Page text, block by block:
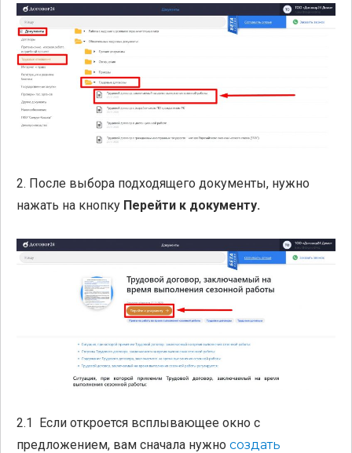
2. После выбора подходящего документы, нужно
нажать на кнопку Перейти к документу.
2.1 Если откроется всплывающее окно с
предложением, вам сначала нужно создать